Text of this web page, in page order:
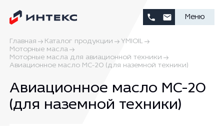
Меню
Главная Каталог продукции
YMIOIL
Моторные масла
Моторные масла для авиационной техники
Авиационное масло МС-20 (для наземной техники)
Авиационное масло МС-20
(для наземной техники)